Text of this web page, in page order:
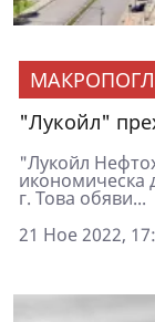
"Лукойл"
"Лукойл
икономическа
г. Това обяви...
21 Ное 2022,